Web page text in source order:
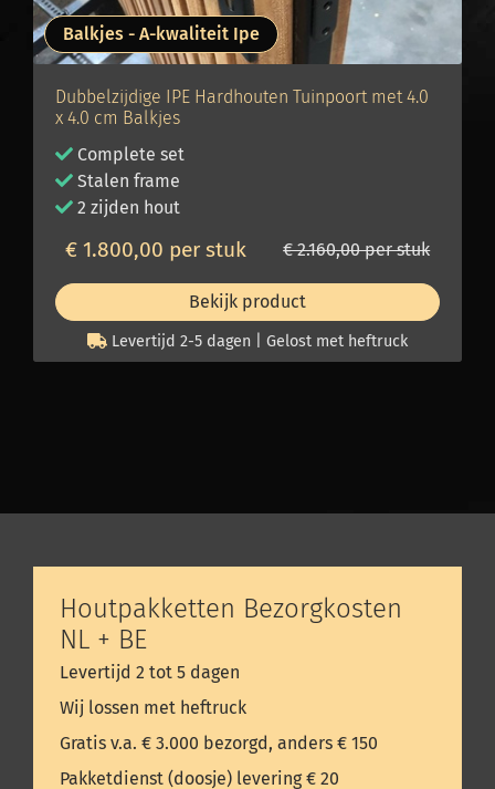
Balkjes - A-kwaliteit Ipe
Dubbelzijdige IPE Hardhouten Tuinpoort met 4.0
x 4.0 cm Balkjes
Complete set
Stalen frame
2 zijden hout
€ 1.800,00 per stuk € 2.160,00 per stuk
Bekijk product
Levertijd 2-5 dagen | Gelost met heftruck
Houtpakketten Bezorgkosten
NL + BE
Levertijd 2 tot 5 dagen
Wij lossen met heftruck
Gratis v.a. € 3.000 bezorgd, anders € 150
Pakketdienst (doosje) levering € 20